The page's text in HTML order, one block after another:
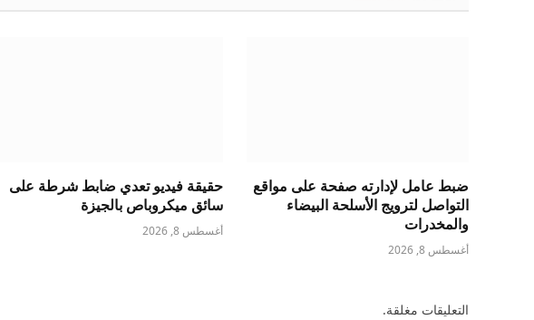
ضبط عامل لإدارته صفحة على مواقع
التواصل لترويج الأسلحة البيضاء
والمخدرات
أغسطس 8, 2026
حقيقة فيديو تعدي ضابط شرطة على
سائق ميكروباص بالجيزة
أغسطس 8, 2026
التعليقات مغلقة.